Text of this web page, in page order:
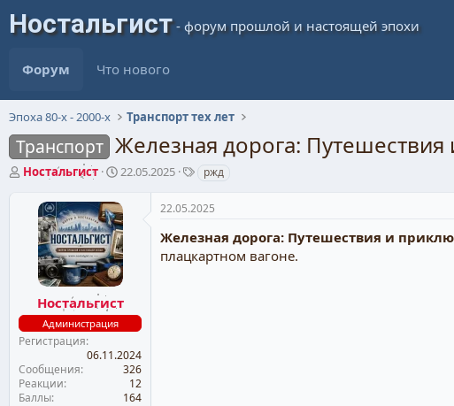
Форум Что нового
Эпоха 80-х - 2000-х Транспорт тех лет
Транспорт Железная дорога:
А
Ностальгист
Д
т
а
н
а
ч
а
л
а
22.05.2025
г
ржд
Ностальгист
Администрация
Регистрация
06.11.2024
Сообщения
326
Реакции
12
Баллы
164
22.05.2025
Железная дорога: Путешествия и
плацкартном вагоне.